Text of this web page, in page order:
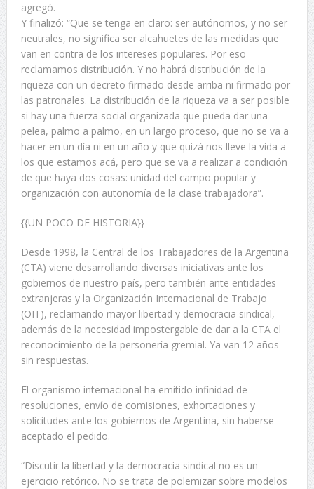
agregó.
Y finalizó: “Que se tenga en claro: ser autónomos, y no ser
neutrales, no significa ser alcahuetes de las medidas que
van en contra de los intereses populares. Por eso
reclamamos distribución. Y no habrá distribución de la
riqueza con un decreto firmado desde arriba ni firmado por
las patronales. La distribución de la riqueza va a ser posible
si hay una fuerza social organizada que pueda dar una
pelea, palmo a palmo, en un largo proceso, que no se va a
hacer en un día ni en un año y que quizá nos lleve la vida a
los que estamos acá, pero que se va a realizar a condición
de que haya dos cosas: unidad del campo popular y
organización con autonomía de la clase trabajadora”.
{{UN POCO DE HISTORIA}}
Desde 1998, la Central de los Trabajadores de la Argentina
(CTA) viene desarrollando diversas iniciativas ante los
gobiernos de nuestro país, pero también ante entidades
extranjeras y la Organización Internacional de Trabajo
(OIT), reclamando mayor libertad y democracia sindical,
además de la necesidad impostergable de dar a la CTA el
reconocimiento de la personería gremial. Ya van 12 años
sin respuestas.
El organismo internacional ha emitido infinidad de
resoluciones, envío de comisiones, exhortaciones y
solicitudes ante los gobiernos de Argentina, sin haberse
aceptado el pedido.
“Discutir la libertad y la democracia sindical no es un
ejercicio retórico. No se trata de polemizar sobre modelos